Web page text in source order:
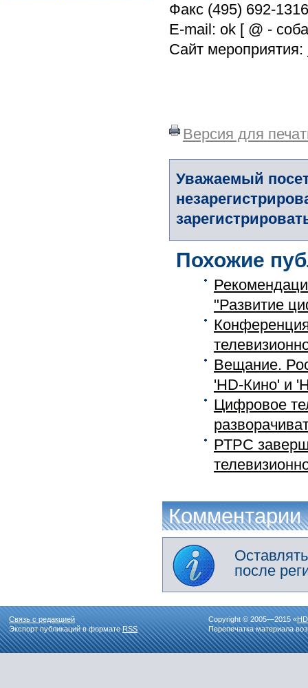
Факс (495) 692-
E-mail: ok [ @ -
Сайт мероприятия:
Версия для
Уважаемый
Похожие
"Развитие
Вещание.
'HD-Кино' и
Цифровое
РТРС
Комментарии
после
Связь с редакцией
Экспорт публикаций в форматеRSS
Copyright © 2005—2015 «
Перепечатка материала